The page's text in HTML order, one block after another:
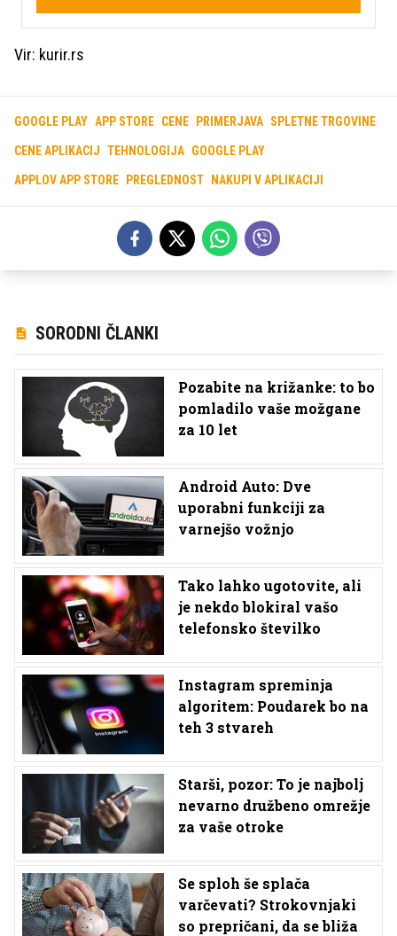
Vir: kurir.rs
GOOGLE PLAY APP STORE CENE PRIMERJAVA SPLETNE TRGOVINE
CENE APLIKACIJ TEHNOLOGIJA GOOGLE PLAY
APPLOV APP STORE PREGLEDNOST NAKUPI V APLIKACIJI
SORODNI ČLANKI
Pozabite na križanke: to bo
pomladilo vaše možgane
za 10 let
Android Auto: Dve
uporabni funkciji za
varnejšo vožnjo
Tako lahko ugotovite, ali
je nekdo blokiral vašo
telefonsko številko
Instagram spreminja
algoritem: Poudarek bo na
teh 3 stvareh
Starši, pozor: To je najbolj
nevarno družbeno omrežje
za vaše otroke
Se sploh še splača
varčevati? Strokovnjaki
so prepričani, da se bliža